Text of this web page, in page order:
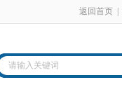
返回首页